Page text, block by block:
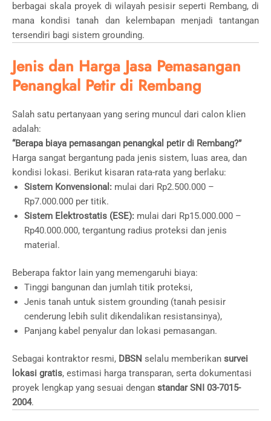
berbagai skala proyek di wilayah pesisir seperti Rembang, di
mana kondisi tanah dan kelembapan menjadi tantangan
tersendiri bagi sistem grounding.
Jenis dan Harga Jasa Pemasangan
Penangkal Petir di Rembang
Salah satu pertanyaan yang sering muncul dari calon klien
adalah:
“Berapa biaya pemasangan penangkal petir di Rembang?”
Harga sangat bergantung pada jenis sistem, luas area, dan
kondisi lokasi. Berikut kisaran rata-rata yang berlaku:
Sistem Konvensional: mulai dari Rp2.500.000 –
Rp7.000.000 per titik.
Sistem Elektrostatis (ESE): mulai dari Rp15.000.000 –
Rp40.000.000, tergantung radius proteksi dan jenis
material.
Beberapa faktor lain yang memengaruhi biaya:
Tinggi bangunan dan jumlah titik proteksi,
Jenis tanah untuk sistem grounding (tanah pesisir
cenderung lebih sulit dikendalikan resistansinya),
Panjang kabel penyalur dan lokasi pemasangan.
Sebagai kontraktor resmi, DBSN selalu memberikan survei
lokasi gratis, estimasi harga transparan, serta dokumentasi
proyek lengkap yang sesuai dengan standar SNI 03-7015-
2004.